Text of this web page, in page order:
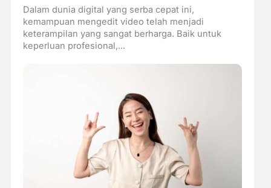
Dalam dunia digital yang serba cepat ini,
kemampuan mengedit video telah menjadi
keterampilan yang sangat berharga. Baik untuk
keperluan profesional,...